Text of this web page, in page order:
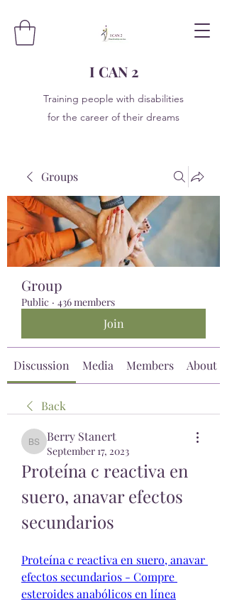
I CAN 2
Training people with disabilities
for the career of their dreams
Groups
Group
Public · 436 members
Join
Discussion Media Members About
Back
Berry Stanert
Berry Stanert
September 17, 2023
Proteína c reactiva en
suero, anavar efectos
secundarios
Proteína c reactiva en suero, anavar
efectos secundarios - Compre
esteroides anabólicos en línea